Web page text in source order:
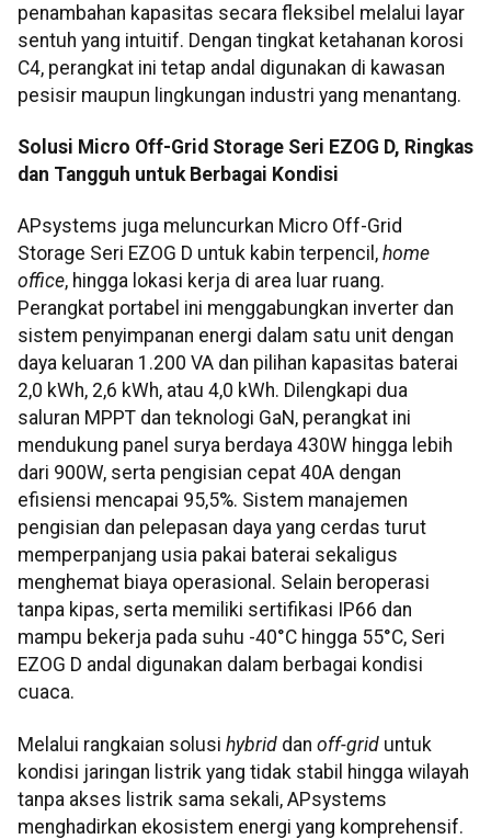
penambahan kapasitas secara fleksibel melalui layar
sentuh yang intuitif. Dengan tingkat ketahanan korosi
C4, perangkat ini tetap andal digunakan di kawasan
pesisir maupun lingkungan industri yang menantang.
Solusi Micro Off-Grid Storage Seri EZOG D, Ringkas
dan Tangguh untuk Berbagai Kondisi
APsystems juga meluncurkan Micro Off-Grid
Storage Seri EZOG D untuk kabin terpencil, home
office, hingga lokasi kerja di area luar ruang.
Perangkat portabel ini menggabungkan inverter dan
sistem penyimpanan energi dalam satu unit dengan
daya keluaran 1.200 VA dan pilihan kapasitas baterai
2,0 kWh, 2,6 kWh, atau 4,0 kWh. Dilengkapi dua
saluran MPPT dan teknologi GaN, perangkat ini
mendukung panel surya berdaya 430W hingga lebih
dari 900W, serta pengisian cepat 40A dengan
efisiensi mencapai 95,5%. Sistem manajemen
pengisian dan pelepasan daya yang cerdas turut
memperpanjang usia pakai baterai sekaligus
menghemat biaya operasional. Selain beroperasi
tanpa kipas, serta memiliki sertifikasi IP66 dan
mampu bekerja pada suhu -40°C hingga 55°C, Seri
EZOG D andal digunakan dalam berbagai kondisi
cuaca.
Melalui rangkaian solusi hybrid dan off-grid untuk
kondisi jaringan listrik yang tidak stabil hingga wilayah
tanpa akses listrik sama sekali, APsystems
menghadirkan ekosistem energi yang komprehensif.